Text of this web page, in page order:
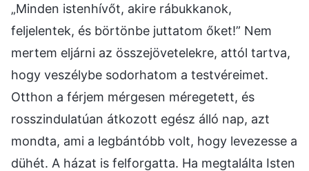
„Minden istenhívőt, akire rábukkanok,
feljelentek, és börtönbe juttatom őket!” Nem
mertem eljárni az összejövetelekre, attól tartva,
hogy veszélybe sodorhatom a testvéreimet.
Otthon a férjem mérgesen méregetett, és
rosszindulatúan átkozott egész álló nap, azt
mondta, ami a legbántóbb volt, hogy levezesse a
dühét. A házat is felforgatta. Ha megtalálta Isten